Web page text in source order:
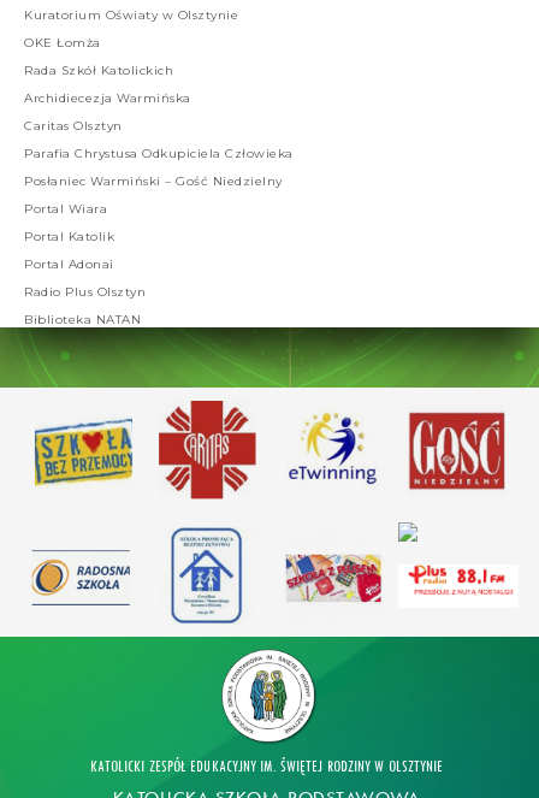
Kuratorium Oświaty w Olsztynie
OKE Łomża
Rada Szkół Katolickich
Archidiecezja Warmińska
Caritas Olsztyn
Parafia Chrystusa Odkupiciela Człowieka
Posłaniec Warmiński – Gość Niedzielny
Portal Wiara
Portal Katolik
Portal Adonai
Radio Plus Olsztyn
Biblioteka NATAN
KATOLICKI ZESPÓŁ EDUKACYJNY IM. ŚWIĘTEJ RODZINY W OLSZTYNIE